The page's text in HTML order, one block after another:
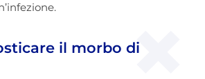
il morbo di